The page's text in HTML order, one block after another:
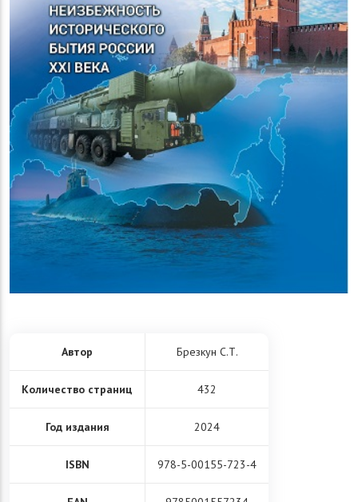
Автор Брезкун С.Т.
Количество страниц 432
Год издания 2024
ISBN 978-5-00155-723-4